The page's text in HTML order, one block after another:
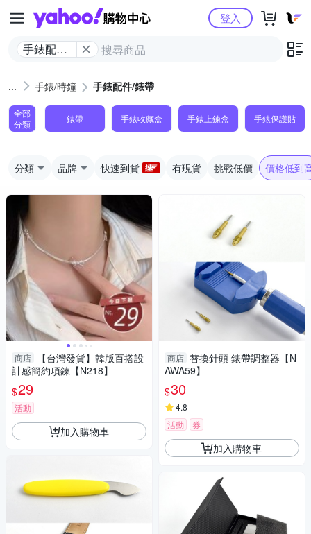
Yahoo購物中心
手錶配件/
登入
手錶/時鐘 手錶配件/錶帶
全部
分類
錶帶 手錶收藏盒 手錶上鍊盒 手錶保護貼
分類 品牌 快速到貨 有現貨 挑戰低價 價格低到
商店
【台灣發貨】韓版百搭設
計感簡約項鍊【N218】
$29
活動
加入購物車
商店 替換針頭 錶帶調整器【N
AWA59】
$30
4.8
活動
券
加入購物車